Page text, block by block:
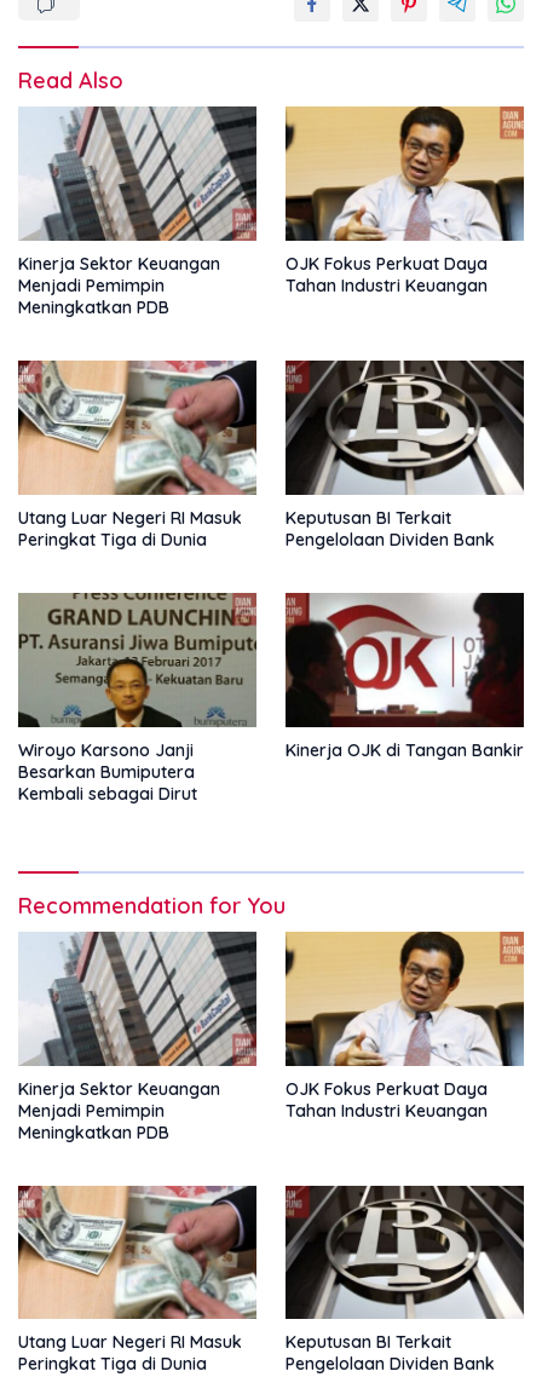
Read Also
Kinerja Sektor Keuangan
Menjadi Pemimpin
Meningkatkan PDB
OJK Fokus Perkuat Daya
Tahan Industri Keuangan
Utang Luar Negeri RI Masuk
Peringkat Tiga di Dunia
Keputusan BI Terkait
Pengelolaan Dividen Bank
Wiroyo Karsono Janji
Besarkan Bumiputera
Kembali sebagai Dirut
Kinerja OJK di Tangan Bankir
Recommendation for You
Kinerja Sektor Keuangan
Menjadi Pemimpin
Meningkatkan PDB
OJK Fokus Perkuat Daya
Tahan Industri Keuangan
Utang Luar Negeri RI Masuk
Peringkat Tiga di Dunia
Keputusan BI Terkait
Pengelolaan Dividen Bank